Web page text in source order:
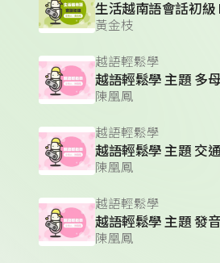
生活越南語會話初級
黃金枝
越語輕鬆學
陳凰鳳
越語輕鬆學
越語輕鬆學 主題 交
陳凰鳳
越語輕鬆學
越語輕鬆學 主題 發
陳凰鳳